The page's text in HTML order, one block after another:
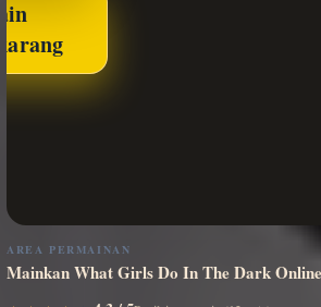
AREA PERMAINAN
Mainkan What Girls Do In The Dark